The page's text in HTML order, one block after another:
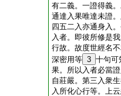
有二義。一證得義
通達入果唯達未證
四五二入亦通身入
入者。即彼所修是
行故。故度世經名
深密用等 3 十句可
果。所以入者必當
自莊嚴。第三入衆
入所化心行等。上